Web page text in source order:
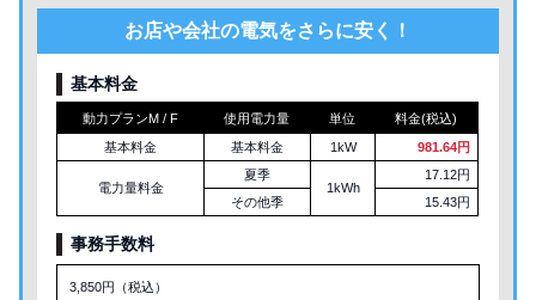
お店や会社の電気をさらに安く！
基本料金
動力プランM / F 使用電力量 単位
料金(税込)
基本料金
基本料金 1kW 981.64円
電力量料金
夏季
1kWh
17.12円
その他季
15.43円
事務手数料
3,850円（税込）